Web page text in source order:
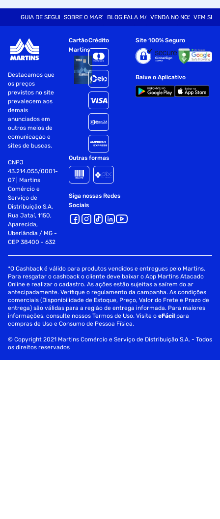
GUIA DE SEGURANÇASOBRE O MARTINSBLOG FALA MARTVENDA NO NOSSO SITE
VEM SER
Destacamos que
os preços
previstos no site
prevalecem aos
demais
anunciados em
outros meios de
comunicação e
sites de buscas.
CNPJ
43.214.055/0001-
07 | Martins
Comércio e
Serviço de
Distribuição S.A.
Rua Jataí, 1150,
Aparecida,
Uberlândia / MG -
CEP 38400 - 632
Cartão
Martins
Crédito
Outras formas
Siga nossas Redes
Sociais
Site 100% Seguro
Baixe o Aplicativo
*O Cashback é válido para produtos vendidos e entregues pelo Martins.
Para resgatar o cashback o cliente deve baixar o App Martins Atacado
Online e realizar o cadastro. As ações estão sujeitas a saírem do ar
antecipadamente. Verifique o regulamento da campanha. As condições
comerciais (Disponibilidade de Estoque, Preço, Valor do Frete e Prazo de
entrega) são válidas para a região de entrega informada. Para maiores
informações, consulte nossos Termos de Uso. Visite oeFácil para
compras de Uso e Consumo de Pessoa Física.
© Copyright 2021 Martins Comércio e Serviço de Distribuição S.A. - Todos
os direitos reservados